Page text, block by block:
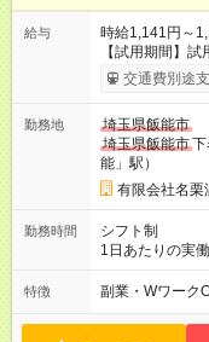
給与
時給1,141円～
【試用期間】
給与は本採用時
交通費別途
勤務地
埼玉県飯能市
埼玉県飯能市
能」駅）
有限会社名栗
勤務時間
シフト制
1日あたりの実
00（実働3時間
日どちらかを含
特徴 副業・Wワーク